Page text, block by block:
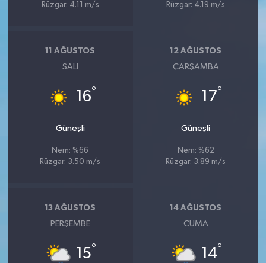
Rüzgar: 4.11 m/s
Rüzgar: 4.19 m/s
11 AĞUSTOS
SALI
16°
Güneşli
Nem: %66
Rüzgar: 3.50 m/s
12 AĞUSTOS
ÇARŞAMBA
17°
Güneşli
Nem: %62
Rüzgar: 3.89 m/s
13 AĞUSTOS
PERŞEMBE
15°
14 AĞUSTOS
CUMA
14°